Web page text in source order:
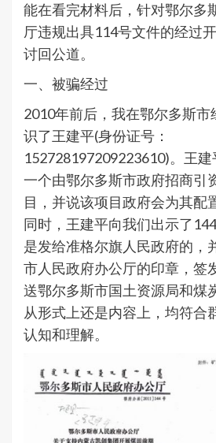
能在看完材料后，针对鄂尔多
厅违规出具114号文件的经过
讨回公道。
一、被骗经过
2010年前后，我在鄂尔多斯市
识了王建平(身份证号：
152728197209223610)。王
一个由鄂尔多斯市政府招商引
目，并说该项目政府会为其配
同时，王建平向我们出示了
是发给准格尔旗人民政府的，
市人民政府办公厅的印章，签
送鄂尔多斯市国土资源局和煤
从形式上还是内容上，均符合
认知和理解。